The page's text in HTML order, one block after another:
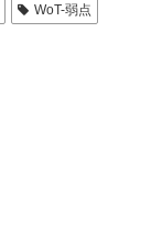
WoT-弱点